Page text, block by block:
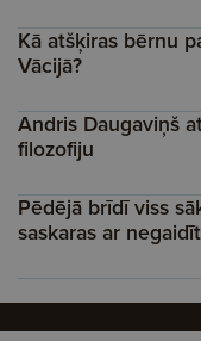
Kā atšķiras bērnu
Vācijā?
Andris Daugaviņš
filozofiju
Pēdējā brīdī viss
saskaras ar